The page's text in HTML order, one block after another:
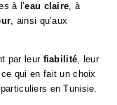
à l’eau claire, à
, ainsi qu’aux
par leur fiabilité, leur
qui en fait un choix
en Tunisie.